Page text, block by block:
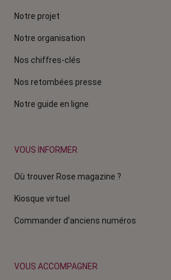
Notre projet
Notre organisation
Nos chiffres-clés
Nos retombées presse
Notre guide en ligne
VOUS INFORMER
Où trouver Rose magazine ?
Kiosque virtuel
Commander d'anciens numéros
VOUS ACCOMPAGNER